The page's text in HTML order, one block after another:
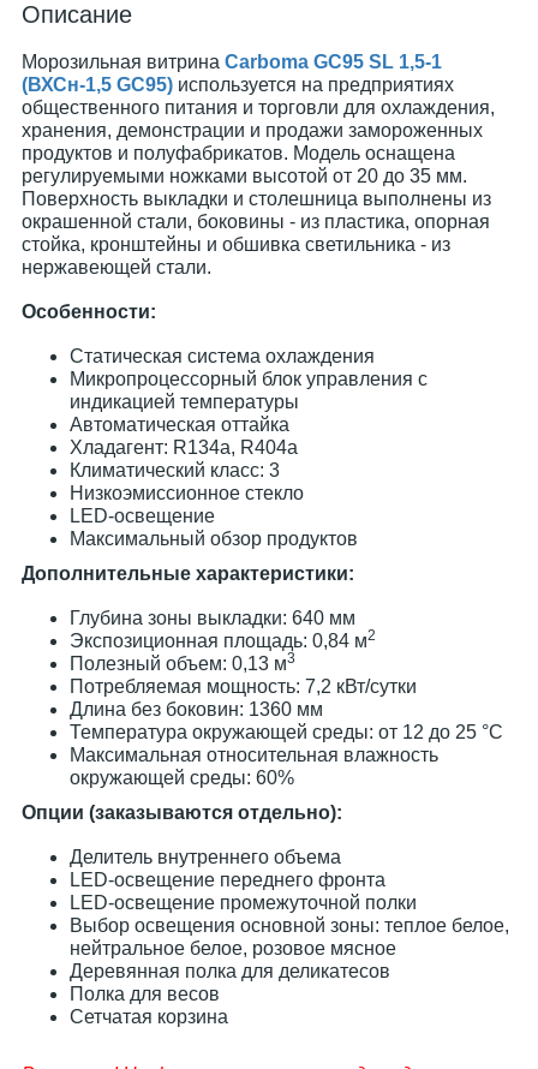
Описание
Морозильная витрина Carboma GC95 SL 1,5-1
(ВХСн-1,5 GC95) используется на предприятиях
общественного питания и торговли для охлаждения,
хранения, демонстрации и продажи замороженных
продуктов и полуфабрикатов. Модель оснащена
регулируемыми ножками высотой от 20 до 35 мм.
Поверхность выкладки и столешница выполнены из
окрашенной стали, боковины - из пластика, опорная
стойка, кронштейны и обшивка светильника - из
нержавеющей стали.
Особенности:
Статическая система охлаждения
Микропроцессорный блок управления с
индикацией температуры
Автоматическая оттайка
Хладагент: R134a, R404a
Климатический класс: 3
Низкоэмиссионное стекло
LED-освещение
Максимальный обзор продуктов
Дополнительные характеристики:
Глубина зоны выкладки: 640 мм
Экспозиционная площадь: 0,84 м2
Полезный объем: 0,13 м3
Потребляемая мощность: 7,2 кВт/сутки
Длина без боковин: 1360 мм
Температура окружающей среды: от 12 до 25 °С
Максимальная относительная влажность
окружающей среды: 60%
Опции (заказываются отдельно):
Делитель внутреннего объема
LED-освещение переднего фронта
LED-освещение промежуточной полки
Выбор освещения основной зоны: теплое белое,
нейтральное белое, розовое мясное
Деревянная полка для деликатесов
Полка для весов
Сетчатая корзина